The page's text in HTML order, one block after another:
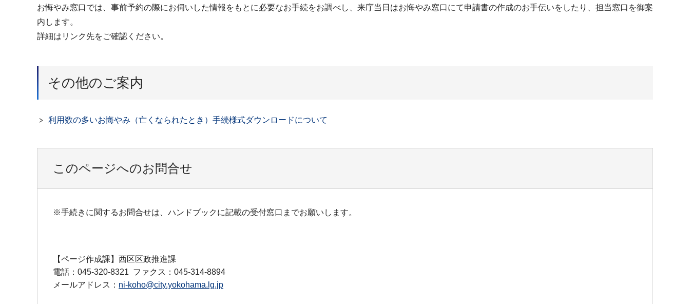
お悔やみ窓口では、事前予約の際にお伺いした情報をもとに必要なお手続をお調べし、来庁当日はお悔やみ窓口にて申請書の作成のお手伝いをしたり、担当窓口を御案
内します。
詳細はリンク先をご確認ください。
その他のご案内
利用数の多いお悔やみ（亡くなられたとき）手続様式ダウンロードについて
このページへのお問合せ
※手続きに関するお問合せは、ハンドブックに記載の受付窓口までお願いします。
【ページ作成課】西区区政推進課
電話：045-320-8321 ファクス：045-314-8894
メールアドレス： ni-koho@city.yokohama.lg.jp